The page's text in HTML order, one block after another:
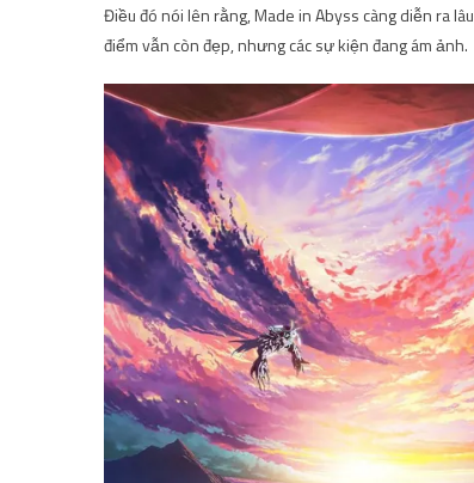
Điều đó nói lên rằng, Made in Abyss càng diễn ra
điểm vẫn còn đẹp, nhưng các sự kiện đang ám ảnh.